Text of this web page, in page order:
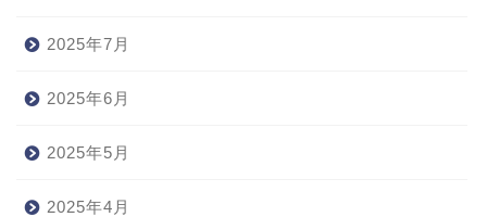
2025年7月
2025年6月
2025年5月
2025年4月